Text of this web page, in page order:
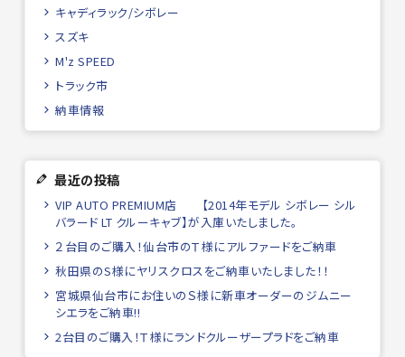
キャディラック/シボレー
スズキ
M'z SPEED
トラック市
納車情報
最近の投稿
VIP AUTO PREMIUM店 【2014年モデル シボレー シル
バラード LT クルーキャブ】が入庫いたしました。
２台目のご購入！仙台市のＴ様にアルファードをご納車
秋田県のS様にヤリスクロスをご納車いたしました！！
宮城県仙台市にお住いのＳ様に新車オーダーのジムニー
シエラをご納車!!
2台目のご購入！Ｔ様にランドクルーザープラドをご納車